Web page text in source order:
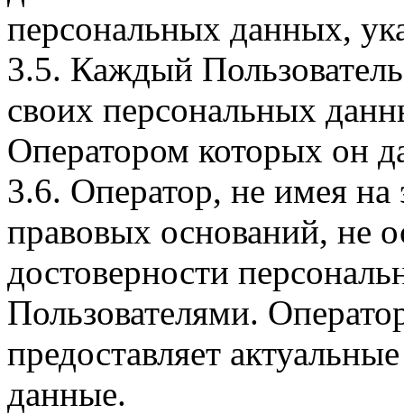
персональных данных,
3.5. Каждый
своих персональных
Оператором которых он
3.6. Оператор, не имея
правовых оснований, не
достоверности
Пользователями.
предоставляет
данные.